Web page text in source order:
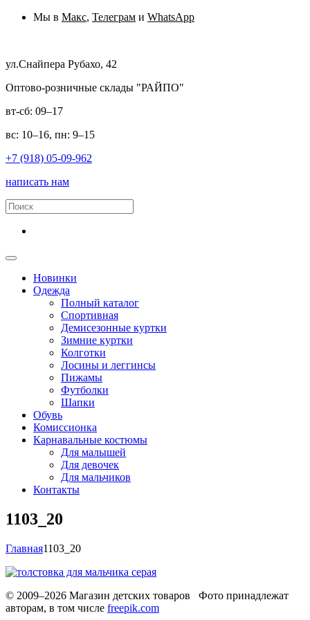
Мы в Макс, Телеграм и WhatsApp
ул.Снайпера Рубахо, 42
Оптово-розничные склады "РАЙПО"
вт-сб: 09–17
вс: 10–16, пн: 9–15
+7 (918) 05-09-962
написать нам
Новинки
Одежда
Полный каталог
Спортивная
Демисезонные куртки
Зимние куртки
Колготки
Лосины и леггинсы
Пижамы
Футболки
Шапки
Обувь
Комиссионка
Карнавальные костюмы
Для малышей
Для девочек
Для мальчиков
Контакты
1103_20
Главная1103_20
© 2009–2026 Магазин детских товаров Фото принадлежат
авторам, в том числе freepik.com